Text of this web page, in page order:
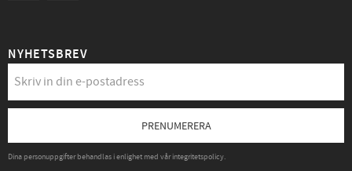
NYHETSBREV
PRENUMERERA
Dina personuppgifter behandlas i enlighet med vårintegritetspolicy.